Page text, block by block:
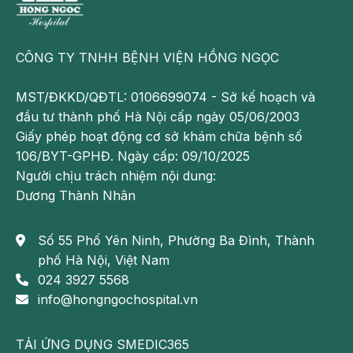
không biết về điều này.
hay thói quen công việc của học cả. Chỉ có một điều khác
thấy việc có thái độ tích cực có thể giúp giảm stress, giúp
cho việc ăn uống hiệu quả hơn.
Vì thế hãy tự nói với bản thân là bạn đang đốt cháy
lượng calo hàng ngày dù chỉ là khi bạn nhắn tin cho ai
đó, cọ rửa bồn tắm hay đi bộ từ cửa hàng nọ sang cửa
CÔNG TY TNHH BỆNH VIỆN HỒNG NGỌC
MST/ĐKKD/QĐTL: 0106699074 - Sở kế hoạch và
đầu tư thành phố Hà Nội cấp ngày 05/06/2003
Giấy phép hoạt động cơ sở khám chữa bệnh số
106/BYT-GPHĐ. Ngày cấp: 09/10/2025
Người chịu trách nhiệm nội dung:
Dương Thành Nhân
Số 55 Phố Yên Ninh, Phường Ba Đình, Thành
phố Hà Nội, Việt Nam
024 3927 5568
info@hongngochospital.vn
TẢI ỨNG DỤNG SMEDIC365